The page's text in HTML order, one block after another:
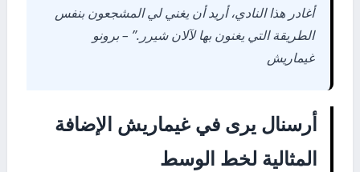
أغادر هذا النادي، أريد أن يغني لي المشجعون بنفس
الطريقة التي يغنون بها لآلان شيرر.” – برونو
غيماريش
أرسنال يرى في غيماريش الإضافة
المثالية لخط الوسط